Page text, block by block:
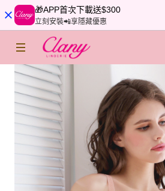
🎁APP首次下載送$300
立刻安裝📲享隱藏優惠